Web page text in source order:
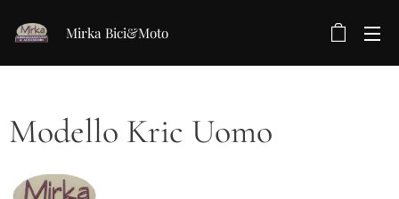
Mirka Bici&Moto
Modello Kric Uomo